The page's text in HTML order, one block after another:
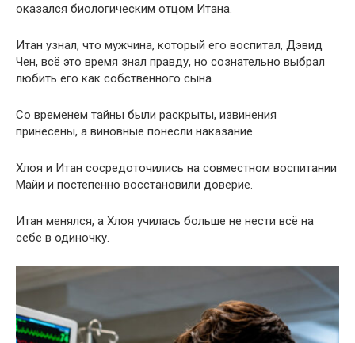
оказался биологическим отцом Итана.
Итан узнал, что мужчина, который его воспитал, Дэвид
Чен, всё это время знал правду, но сознательно выбрал
любить его как собственного сына.
Со временем тайны были раскрыты, извинения
принесены, а виновные понесли наказание.
Хлоя и Итан сосредоточились на совместном воспитании
Майи и постепенно восстановили доверие.
Итан менялся, а Хлоя училась больше не нести всё на
себе в одиночку.